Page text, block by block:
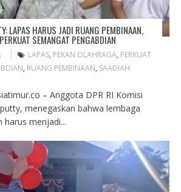
LAPAS HARUS JADI RUANG PEMBINAAN,
SEMANGAT PENGABDIAN
LAPAS, PEKAN OLAHRAGA, PERKUAT
, RUANG PEMBINAAN, SAADIAH
– Anggota DPR RI Komisi
menegaskan bahwa lembaga
harus menjadi...